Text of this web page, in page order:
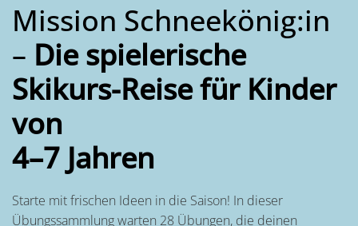
Mission Schneekönig:in
– Die spielerische
Skikurs-Reise für Kinder
von
4–7 Jahren
Starte mit frischen Ideen in die Saison! In dieser
Übungssammlung warten 28 Übungen, die deinen